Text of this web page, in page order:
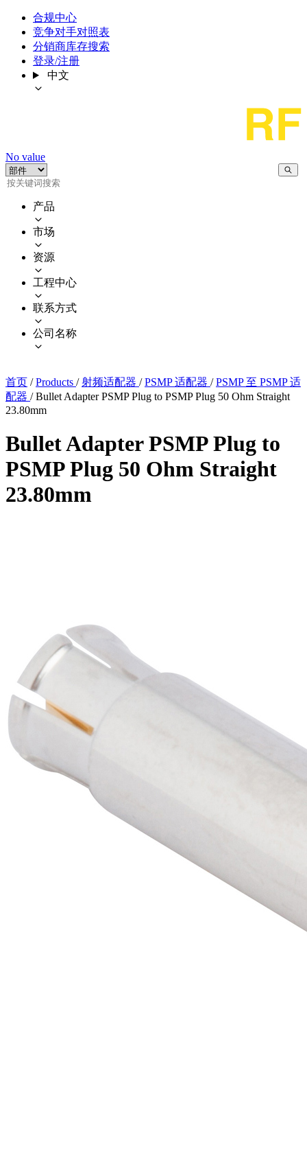
合规中心
竞争对手对照表
分销商库存搜索
登录/注册
中文
No value
产品
市场
资源
工程中心
联系方式
公司名称
首页 / Products / 射频适配器 / PSMP 适配器 / PSMP 至 PSMP 适
配器 / Bullet Adapter PSMP Plug to PSMP Plug 50 Ohm Straight
23.80mm
Bullet Adapter PSMP Plug to
PSMP Plug 50 Ohm Straight
23.80mm